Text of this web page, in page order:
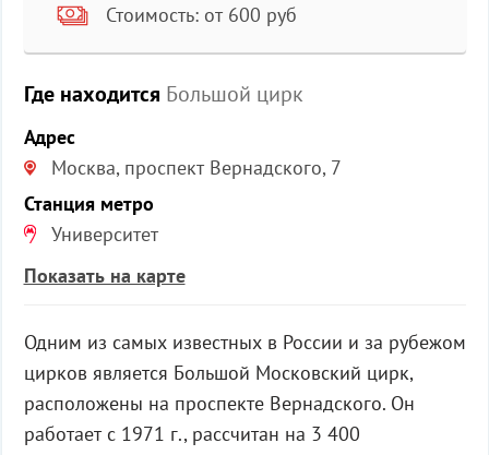
Стоимость: от 600 руб
Где находится Большой цирк
Адрес
Москва, проспект Вернадского, 7
Станция метро
Университет
Показать на карте
Одним из самых известных в России и за рубежом
цирков является Большой Московский цирк,
расположены на проспекте Вернадского. Он
работает с 1971 г., рассчитан на 3 400